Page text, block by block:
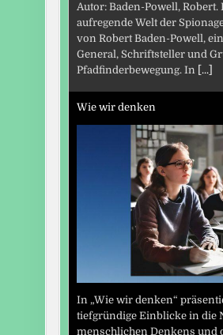
Autor: Baden-Powell, Robert.
aufregende Welt der
von Robert Baden-Powell,
General, Schriftsteller und
Pfadfinderbewegung. In [...]
Wie wir denken
In „Wie wir denken“
tiefgründige Einblicke in die
menschlichen Denkens und